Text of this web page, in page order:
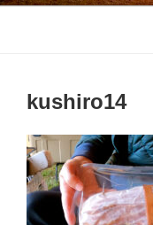
kushiro14